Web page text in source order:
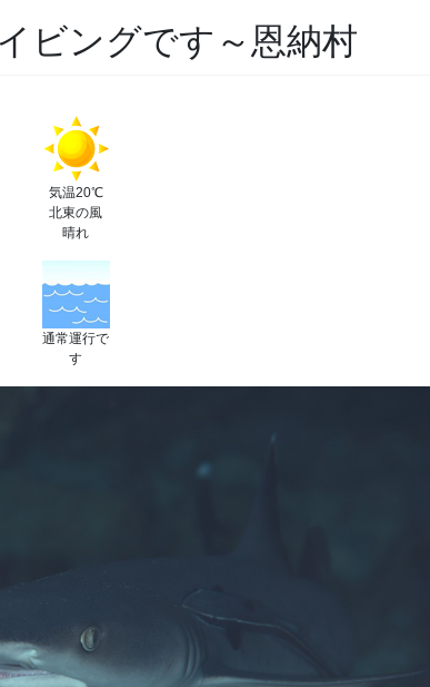
ビングです～恩納村
気温20℃
北東の風
晴れ
通常運行で
す